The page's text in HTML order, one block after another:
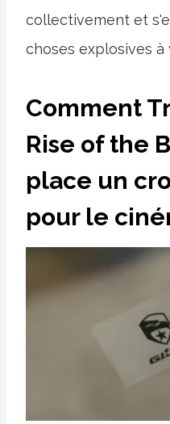
collectivement et
choses explosives à
Comment
Rise of the
place un
pour le